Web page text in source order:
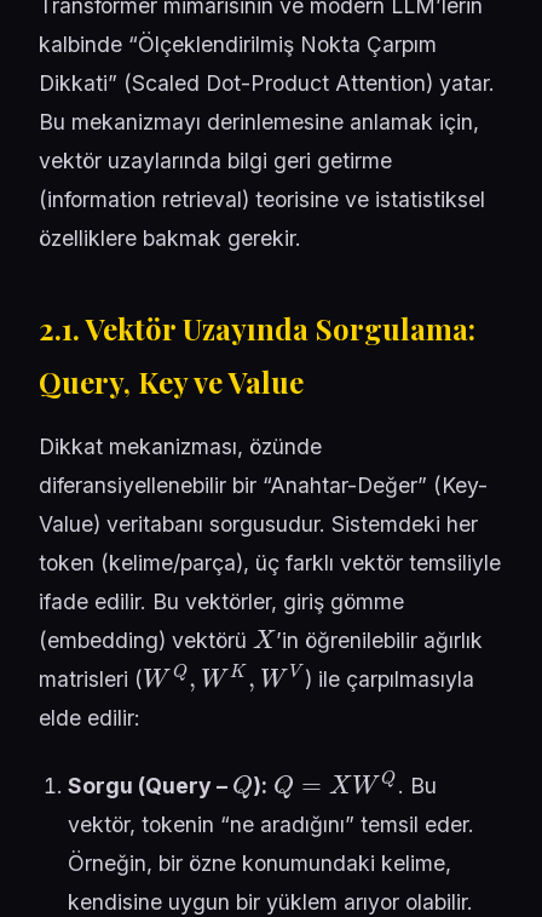
Transformer mimarisinin ve modern LLM’lerin
kalbinde “Ölçeklendirilmiş Nokta Çarpım
Dikkati” (Scaled Dot-Product Attention) yatar.
Bu mekanizmayı derinlemesine anlamak için,
vektör uzaylarında bilgi geri getirme
(information retrieval) teorisine ve istatistiksel
özelliklere bakmak gerekir.
2.1. Vektör Uzayında Sorgulama:
Query, Key ve Value
Dikkat mekanizması, özünde
diferansiyellenebilir bir “Anahtar-Değer” (Key-
Value) veritabanı sorgusudur. Sistemdeki her
token (kelime/parça), üç farklı vektör temsiliyle
ifade edilir. Bu vektörler, giriş gömme
(embedding) vektörü
X
’in öğrenilebilir ağırlık
matrisleri (
WQ, WK,WV
) ile çarpılmasıyla
elde edilir:
Sorgu (Query –
Q
):
Q WQ
. Bu
vektör, tokenin “ne aradığını” temsil eder.
Örneğin, bir özne konumundaki kelime,
kendisine uygun bir yüklem arıyor olabilir.